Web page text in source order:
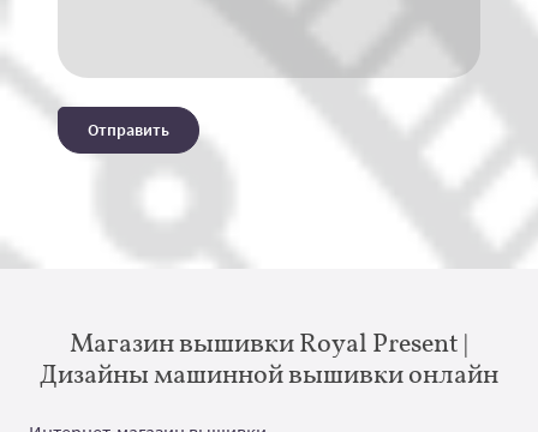
Отправить
Магазин вышивки Royal Present |
Дизайны машинной вышивки онлайн